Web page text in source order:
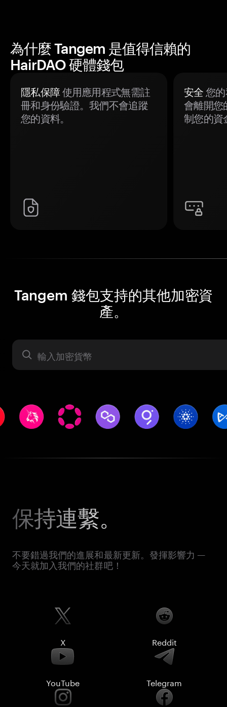
為什麼 Tangem 是值得信賴的
HairDAO 硬體錢包
隱私保障使用應用程式無需註
冊和身份驗證。我們不會追蹤
您的資料。
安全 您
會離開您
制您的資
Tangem 錢包支持的其他加密資
產。
資產
保持連繫。
不要錯過我們的進展和最新更新。發揮影響力 —
今天就加入我們的社群吧！
X Reddit
YouTube Telegram